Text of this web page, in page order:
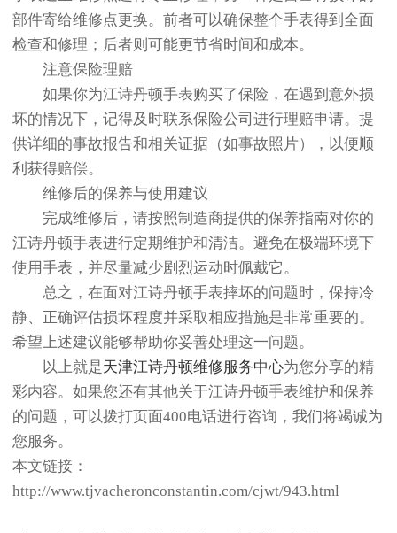
部件寄给维修点更换。前者可以确保整个手表得到全面
检查和修理；后者则可能更节省时间和成本。
注意保险理赔
如果你为江诗丹顿手表购买了保险，在遇到意外损
坏的情况下，记得及时联系保险公司进行理赔申请。提
供详细的事故报告和相关证据（如事故照片），以便顺
利获得赔偿。
维修后的保养与使用建议
完成维修后，请按照制造商提供的保养指南对你的
江诗丹顿手表进行定期维护和清洁。避免在极端环境下
使用手表，并尽量减少剧烈运动时佩戴它。
总之，在面对江诗丹顿手表摔坏的问题时，保持冷
静、正确评估损坏程度并采取相应措施是非常重要的。
希望上述建议能够帮助你妥善处理这一问题。
以上就是天津江诗丹顿维修服务中心为您分享的精
彩内容。如果您还有其他关于江诗丹顿手表维护和保养
的问题，可以拨打页面400电话进行咨询，我们将竭诚为
您服务。
本文链接：
http://www.tjvacheronconstantin.com/cjwt/943.html